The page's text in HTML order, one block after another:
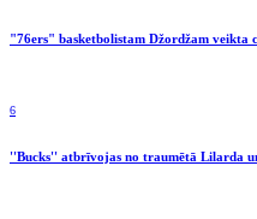
"76ers" basketbolistam Džordžam veikta
6
''Bucks'' atbrīvojas no traumētā Lilarda